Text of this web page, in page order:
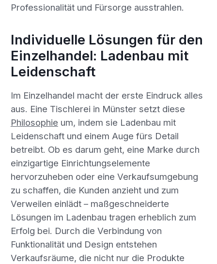
Professionalität und Fürsorge ausstrahlen.
Individuelle Lösungen für den
Einzelhandel: Ladenbau mit
Leidenschaft
Im Einzelhandel macht der erste Eindruck alles
aus. Eine Tischlerei in Münster setzt diese
Philosophie um, indem sie Ladenbau mit
Leidenschaft und einem Auge fürs Detail
betreibt. Ob es darum geht, eine Marke durch
einzigartige Einrichtungselemente
hervorzuheben oder eine Verkaufsumgebung
zu schaffen, die Kunden anzieht und zum
Verweilen einlädt – maßgeschneiderte
Lösungen im Ladenbau tragen erheblich zum
Erfolg bei. Durch die Verbindung von
Funktionalität und Design entstehen
Verkaufsräume, die nicht nur die Produkte